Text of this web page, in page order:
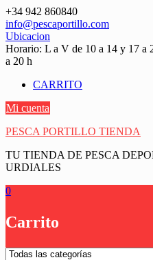
Saltar
contenido
+34 942 860840
info@pescaportillo.com
Ubicacion
Horario: L a V de 10 a 14 y 17 a
a 20 h
CARRITO
Mi cuenta
PESCA PORTILLO TIENDA
TU TIENDA DE PESCA
URDIALES
0
Carrito